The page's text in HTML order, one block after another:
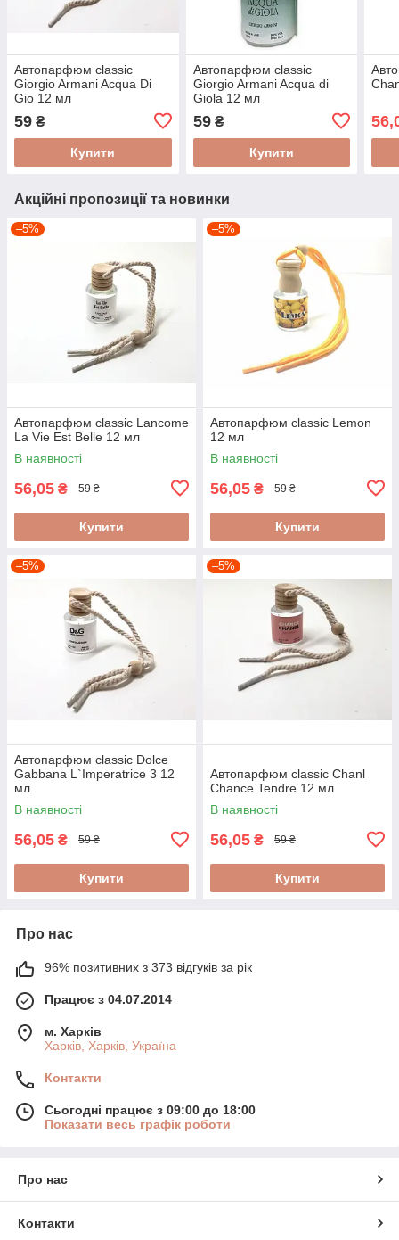
Автопарфюм classic
Giorgio Armani Acqua Di
Gio 12 мл
59 ₴
Купити
Автопарфюм classic
Giorgio Armani Acqua di
Giola 12 мл
59₴
Купити
Акційні пропозиції та новинки
–5%
Автопарфюм classic Lancome
La Vie Est Belle 12 мл
В наявності
56,05 ₴ 59 ₴
Купити
–5%
Автопарфюм classic Lemon
12 мл
В наявності
56,05 ₴ 59 ₴
Купити
–5%
Автопарфюм classic Dolce
Gabbana L`Imperatrice 3 12
мл
В наявності
56,05 ₴ 59 ₴
Купити
–5%
Автопарфюм classic Chanl
Chance Tendre 12 мл
В наявності
56,05 ₴ 59 ₴
Купити
Про нас
96% позитивних з 373 відгуків за рік
Працює з 04.07.2014
м. Харків
Харків, Харків, Україна
Контакти
Сьогодні працює з 09:00 до 18:00
Показати весь графік роботи
Про нас
Контакти